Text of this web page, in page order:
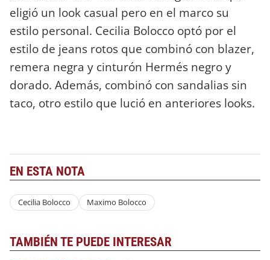
eligió un look casual pero en el marco su
estilo personal. Cecilia Bolocco optó por el
estilo de jeans rotos que combinó con blazer,
remera negra y cinturón Hermés negro y
dorado. Además, combinó con sandalias sin
taco, otro estilo que lució en anteriores looks.
EN ESTA NOTA
Cecilia Bolocco Maximo Bolocco
TAMBIÉN TE PUEDE INTERESAR